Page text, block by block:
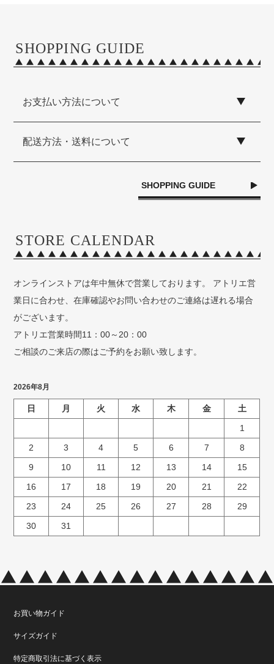
SHOPPING GUIDE
お支払い方法について
配送方法・送料について
SHOPPING GUIDE
STORE CALENDAR
オンラインストアは年中無休で営業しております。 アトリエ営
業日に合わせ、在庫確認やお問い合わせのご連絡は遅れる場合
がございます。
アトリエ営業時間11：00～20：00
ご相談のご来店の際はご予約をお願い致します。
2026年8月
日 月 火 水 木 金
土
1
2
3 4 5 6 7
8
9
10 11 12 13 14
15
16
17 18 19 20 21
22
23
24 25 26 27 28
29
30
31
お買い物ガイド
サイズガイド
特定商取引法に基づく表示